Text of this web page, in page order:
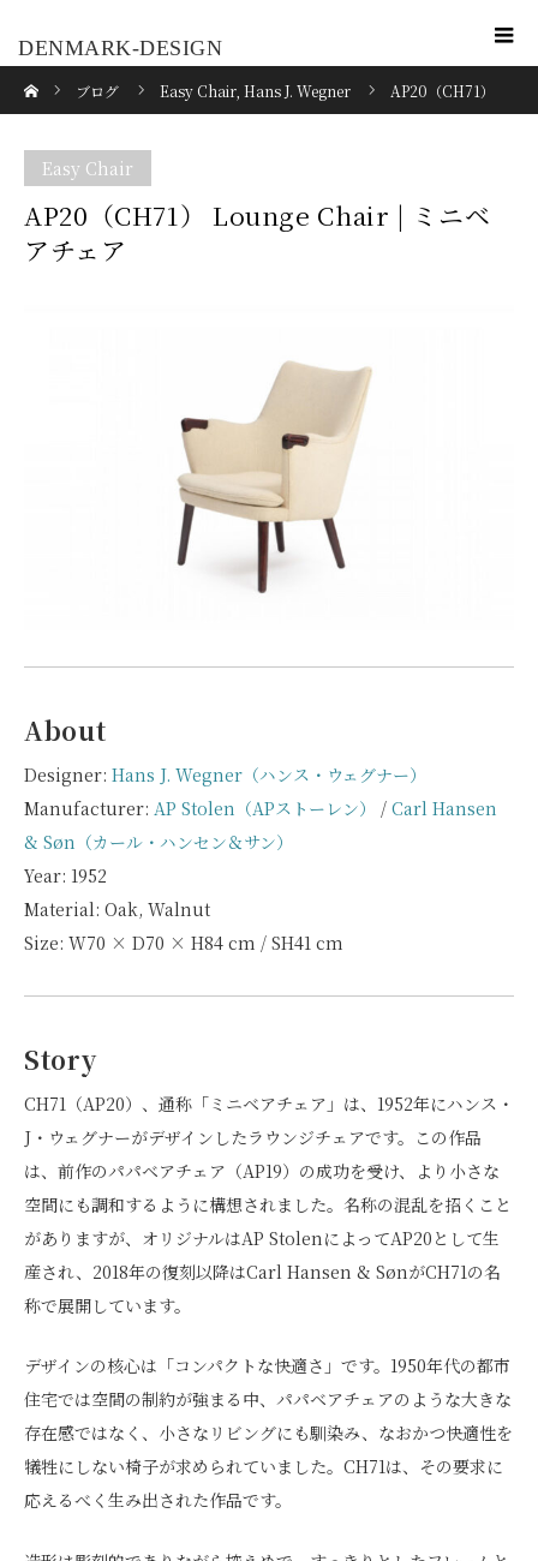
DENMARK-DESIGN
ブログ Easy Chair, Hans J. Wegner AP20（CH71）
Easy Chair
AP20（CH71） Lounge Chair | ミニベ
アチェア
About
Designer: Hans J. Wegner（ハンス・ウェグナー）
Manufacturer: AP Stolen（APストーレン） / Carl Hansen
& Søn（カール・ハンセン＆サン）
Year: 1952
Material: Oak, Walnut
Size: W70 × D70 × H84 cm / SH41 cm
Story
CH71（AP20）、通称「ミニベアチェア」は、1952年にハンス・
J・ウェグナーがデザインしたラウンジチェアです。この作品
は、前作のパパベアチェア（AP19）の成功を受け、より小さな
空間にも調和するように構想されました。名称の混乱を招くこと
がありますが、オリジナルはAP StolenによってAP20として生
産され、2018年の復刻以降はCarl Hansen & SønがCH71の名
称で展開しています。
デザインの核心は「コンパクトな快適さ」です。1950年代の都市
住宅では空間の制約が強まる中、パパベアチェアのような大きな
存在感ではなく、小さなリビングにも馴染み、なおかつ快適性を
犠牲にしない椅子が求められていました。CH71は、その要求に
応えるべく生み出された作品です。